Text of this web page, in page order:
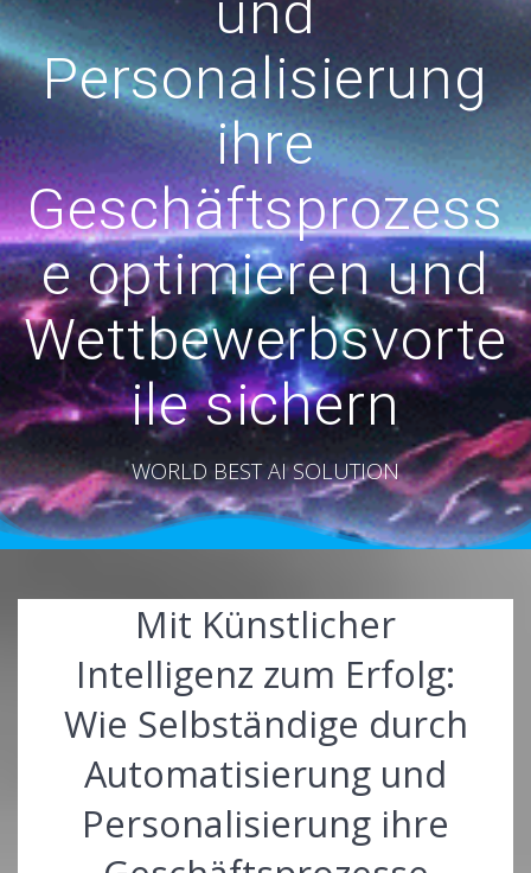
Personalisierung
ihre
Geschäftsprozess
e optimieren und
Wettbewerbsvorte
ile sichern
WORLD BEST AI SOLUTION
Mit Künstlicher
Intelligenz zum Erfolg:
Wie Selbständige durch
Automatisierung und
Personalisierung ihre